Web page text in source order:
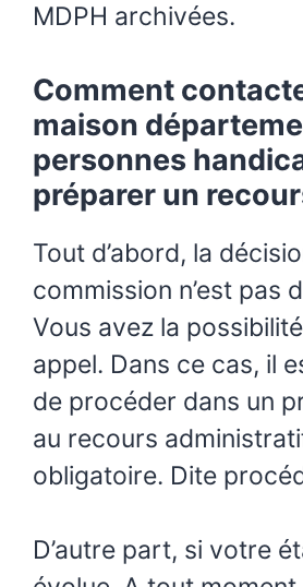
MDPH archivées.
Comment
maison
personnes
préparer un
Tout d’abord, la
commission n’est pas
Vous avez la
appel. Dans ce cas, il
de procéder dans un
au recours
obligatoire. Dite
D’autre part, si votre